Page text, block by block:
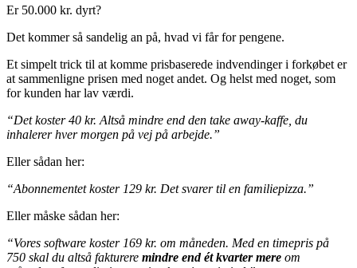
Er 50.000 kr. dyrt?
Det kommer så sandelig an på, hvad vi får for pengene.
Et simpelt trick til at komme prisbaserede indvendinger i forkøbet er
at sammenligne prisen med noget andet. Og helst med noget, som
for kunden har lav værdi.
“Det koster 40 kr. Altså mindre end den take away-kaffe, du
inhalerer hver morgen på vej på arbejde.”
Eller sådan her:
“Abonnementet koster 129 kr. Det svarer til en familiepizza.”
Eller måske sådan her:
“Vores software koster 169 kr. om måneden. Med en timepris på
750 skal du altså fakturere mindre end ét kvarter mere om